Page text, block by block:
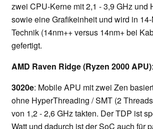
zwei CPU-Kerne mit 2,1 - 3,9 GHz und
sowie eine Grafikeinheit und wird in
Technik (14nm++ versus 14nm+ bei
gefertigt.
AMD Raven Ridge (Ryzen 2000 APU):
3020e: Mobile APU mit zwei Zen
ohne HyperThreading / SMT (2
von 1,2 - 2,6 GHz takten. Der TDP ist
Watt und dadurch ist der SoC auch für